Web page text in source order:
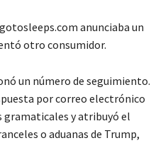
anunciaba un
otro consumidor.
un número de seguimiento.
por correo electrónico
y atribuyó el
o aduanas de Trump,